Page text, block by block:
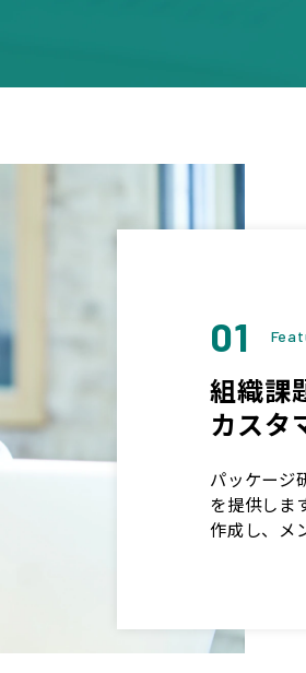
01
組織課
カスタ
パッケージ
を提供しま
作成し、メ